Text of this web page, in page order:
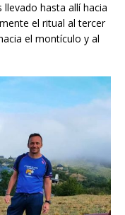
hasta allí hacia
el ritual al tercer
el montículo y al